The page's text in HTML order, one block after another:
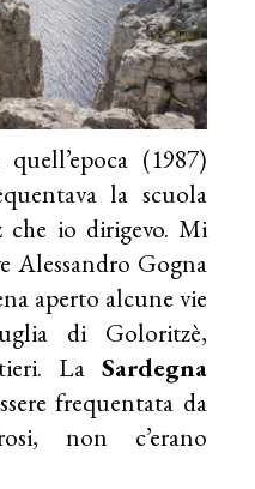
(1987)
la scuola
che io dirigevo. Mi
Alessandro Gogna
aperto alcune vie
di Goloritzè,
La Sardegna
frequentata da
non c’erano